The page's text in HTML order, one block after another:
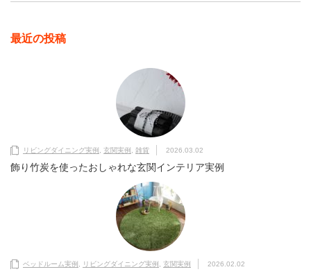
最近の投稿
リビングダイニング実例 玄関実例 雑貨 2026.03.02
飾り竹炭を使ったおしゃれな玄関インテリア実例
ベッドルーム実例 リビングダイニング実例 玄関実例 2026.02.02